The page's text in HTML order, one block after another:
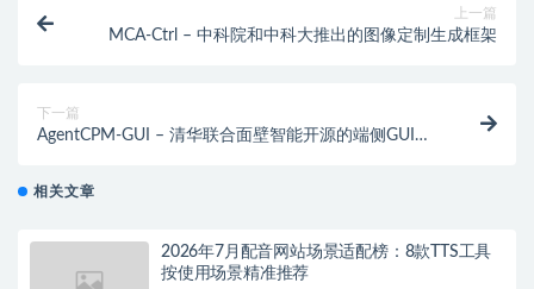
上一篇
MCA-Ctrl – 中科院和中科大推出的图像定制生成框架
下一篇
AgentCPM-GUI – 清华联合面壁智能开源的端侧GUI智
相关文章
2026年7月配音网站场景适配榜：8款TTS工具
按使用场景精准推荐